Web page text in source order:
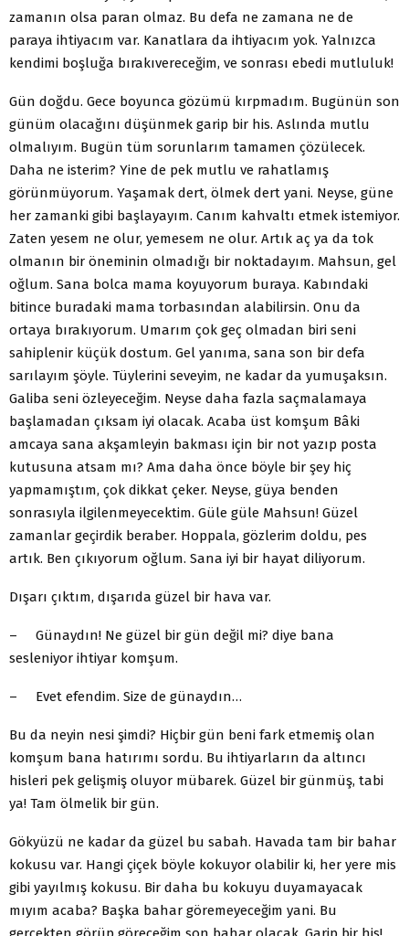
zamanın olsa paran olmaz. Bu defa ne zamana ne de
paraya ihtiyacım var. Kanatlara da ihtiyacım yok. Yalnızca
kendimi boşluğa bırakıvereceğim, ve sonrası ebedi mutluluk!
Gün doğdu. Gece boyunca gözümü kırpmadım. Bugünün son
günüm olacağını düşünmek garip bir his. Aslında mutlu
olmalıyım. Bugün tüm sorunlarım tamamen çözülecek.
Daha ne isterim? Yine de pek mutlu ve rahatlamış
görünmüyorum. Yaşamak dert, ölmek dert yani. Neyse, güne
her zamanki gibi başlayayım. Canım kahvaltı etmek istemiyor.
Zaten yesem ne olur, yemesem ne olur. Artık aç ya da tok
olmanın bir öneminin olmadığı bir noktadayım. Mahsun, gel
oğlum. Sana bolca mama koyuyorum buraya. Kabındaki
bitince buradaki mama torbasından alabilirsin. Onu da
ortaya bırakıyorum. Umarım çok geç olmadan biri seni
sahiplenir küçük dostum. Gel yanıma, sana son bir defa
sarılayım şöyle. Tüylerini seveyim, ne kadar da yumuşaksın.
Galiba seni özleyeceğim. Neyse daha fazla saçmalamaya
başlamadan çıksam iyi olacak. Acaba üst komşum Bâki
amcaya sana akşamleyin bakması için bir not yazıp posta
kutusuna atsam mı? Ama daha önce böyle bir şey hiç
yapmamıştım, çok dikkat çeker. Neyse, güya benden
sonrasıyla ilgilenmeyecektim. Güle güle Mahsun! Güzel
zamanlar geçirdik beraber. Hoppala, gözlerim doldu, pes
artık. Ben çıkıyorum oğlum. Sana iyi bir hayat diliyorum.
Dışarı çıktım, dışarıda güzel bir hava var.
– Günaydın! Ne güzel bir gün değil mi? diye bana
sesleniyor ihtiyar komşum.
– Evet efendim. Size de günaydın…
Bu da neyin nesi şimdi? Hiçbir gün beni fark etmemiş olan
komşum bana hatırımı sordu. Bu ihtiyarların da altıncı
hisleri pek gelişmiş oluyor mübarek. Güzel bir günmüş, tabi
ya! Tam ölmelik bir gün.
Gökyüzü ne kadar da güzel bu sabah. Havada tam bir bahar
kokusu var. Hangi çiçek böyle kokuyor olabilir ki, her yere mis
gibi yayılmış kokusu. Bir daha bu kokuyu duyamayacak
mıyım acaba? Başka bahar göremeyeceğim yani. Bu